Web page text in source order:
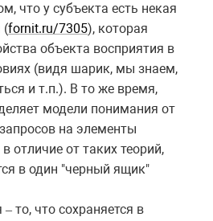
что у субъекта есть некая
(fornit.ru/7305), которая
объекта восприятия в
(видя шарик, мы знаем,
и т.п.). В то же время,
модели понимания от
на элементы
отличие от таких теорий,
в один "черный ящик"
– то, что сохраняется в